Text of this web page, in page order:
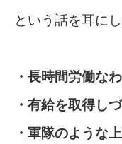
という話を耳に
・長時間労働な
・有給を取得し
・軍隊のような